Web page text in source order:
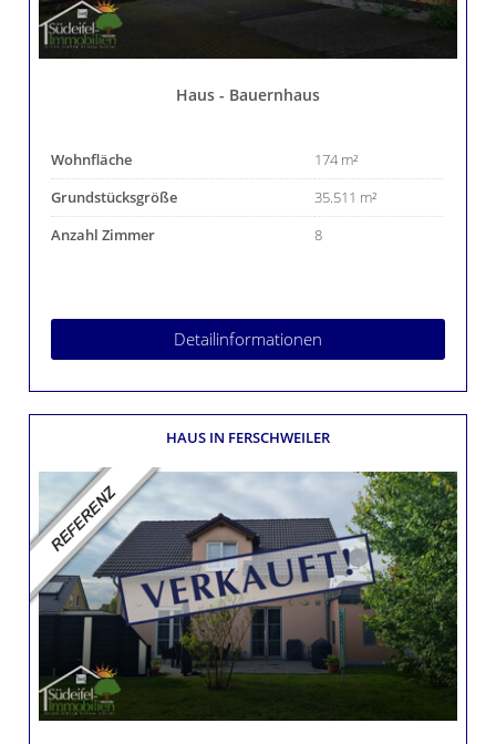
Haus - Bauernhaus
Wohnfläche
174 m²
Grundstücksgröße
35.511 m²
Anzahl Zimmer
8
Detailinformationen
HAUS IN FERSCHWEILER